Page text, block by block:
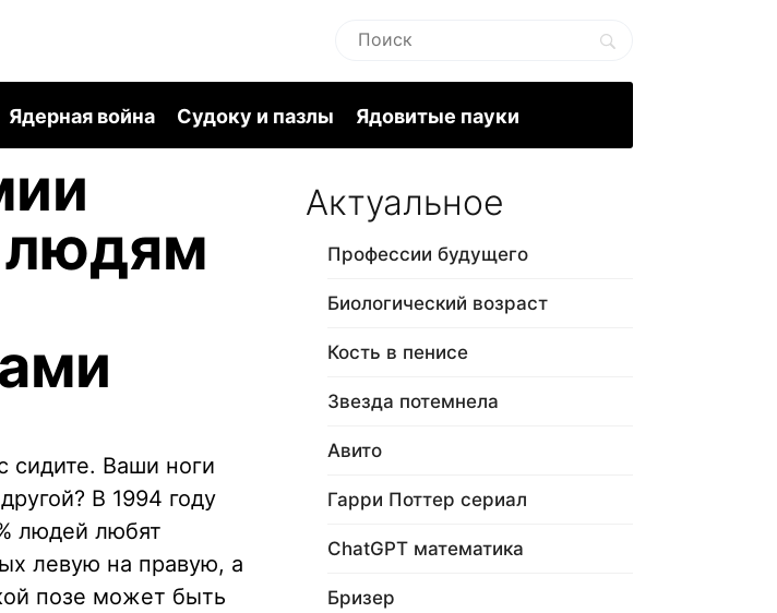
Ядерная война Судоку и пазлы Ядовитые пауки
людям
сидите. Ваши ноги
В 1994 году
людей любят
левую на правую, а
позе может быть
Актуальное
Профессии будущего
Биологический возраст
Кость в пенисе
Звезда потемнела
Авито
Гарри Поттер сериал
ChatGPT математика
Бризер